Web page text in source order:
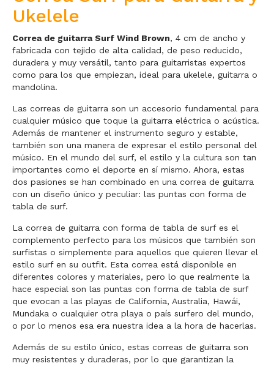
Ukelele
Correa de guitarra Surf Wind Brown, 4 cm de ancho y
fabricada con tejido de alta calidad, de peso reducido,
duradera y muy versátil, tanto para guitarristas expertos
como para los que empiezan, ideal para ukelele, guitarra o
mandolina.
Las correas de guitarra son un accesorio fundamental para
cualquier músico que toque la guitarra eléctrica o acústica.
Además de mantener el instrumento seguro y estable,
también son una manera de expresar el estilo personal del
músico. En el mundo del surf, el estilo y la cultura son tan
importantes como el deporte en sí mismo. Ahora, estas
dos pasiones se han combinado en una correa de guitarra
con un diseño único y peculiar: las puntas con forma de
tabla de surf.
La correa de guitarra con forma de tabla de surf es el
complemento perfecto para los músicos que también son
surfistas o simplemente para aquellos que quieren llevar el
estilo surf en su outfit. Esta correa está disponible en
diferentes colores y materiales, pero lo que realmente la
hace especial son las puntas con forma de tabla de surf
que evocan a las playas de California, Australia, Hawái,
Mundaka o cualquier otra playa o país surfero del mundo,
o por lo menos esa era nuestra idea a la hora de hacerlas.
Además de su estilo único, estas correas de guitarra son
muy resistentes y duraderas, por lo que garantizan la